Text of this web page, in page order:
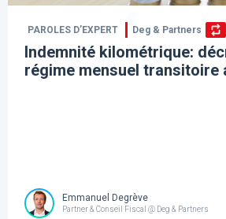
PAROLES D’EXPERT Deg & Partners
Indemnité kilométrique:
régime mensuel transitoire
Emmanuel Degrève
Partner & Conseil Fiscal @ Deg & Partners